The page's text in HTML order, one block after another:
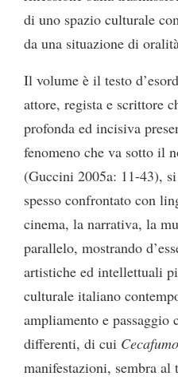
di uno spazio culturale
da una situazione di
Il volume è il testo
attore, regista e scrittore
profonda ed incisiva
fenomeno che va sotto il
(Guccini 2005a: 11-43),
spesso confrontato con
cinema, la narrativa, la
parallelo, mostrando
artistiche ed intellettuali
culturale italiano
ampliamento e
differenti, di cui Cecafumo
manifestazioni, sembra al